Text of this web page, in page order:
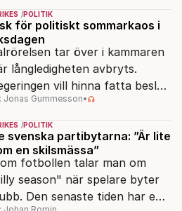
långsiktigt hållbart,
och kriståligt.
POLITIK
för politiskt sommarkaos i
tar över i kammaren
långledigheten avbryts.
vill hinna fatta beslut
valet – men oppositionen
sin chans att pressa
Jonas Gummesson•
POLITIK
svenska partibytarna: ”Är lite
en skilsmässa”
fotbollen talar man om
season" när spelare byter
Den senaste tiden har en